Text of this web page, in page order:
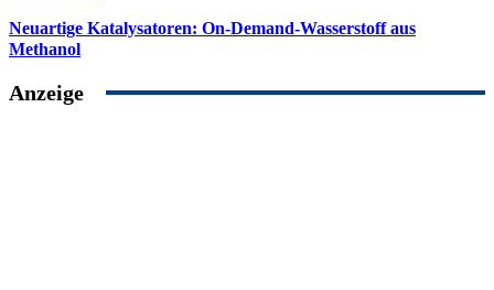
Neuartige Katalysatoren: On-Demand-Wasserstoff aus
Methanol
Anzeige